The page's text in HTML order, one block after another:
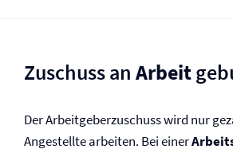
Zuschuss an Arbeit
Der Arbeitgeberzuschuss wird nur
Angestellte arbeiten. Bei einer